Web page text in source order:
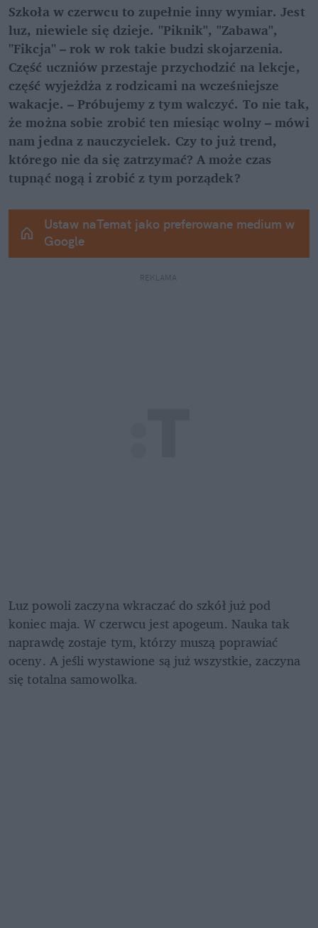
Szkoła w czerwcu to zupełnie inny wymiar. Jest
luz, niewiele się dzieje. "Piknik", "Zabawa",
"Fikcja" – rok w rok takie budzi skojarzenia.
Część uczniów przestaje przychodzić na lekcje,
część wyjeżdża z rodzicami na wcześniejsze
wakacje. – Próbujemy z tym walczyć. To nie tak,
że można sobie zrobić ten miesiąc wolny – mówi
nam jedna z nauczycielek. Czy to już trend,
którego nie da się zatrzymać? A może czas
tupnąć nogą i zrobić z tym porządek?
Ustaw naTemat jako preferowane medium w
Google
REKLAMA
Luz powoli zaczyna wkraczać do szkół już pod
koniec maja. W czerwcu jest apogeum. Nauka tak
naprawdę zostaje tym, którzy muszą poprawiać
oceny. A jeśli wystawione są już wszystkie, zaczyna
się totalna samowolka.